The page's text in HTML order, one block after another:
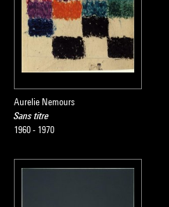
Aurelie Nemours
Sans titre
1960 - 1970